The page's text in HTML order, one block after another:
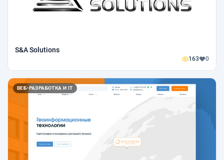
S&A Solutions
163 0
ВЕБ-РАЗРАБОТКА И IT